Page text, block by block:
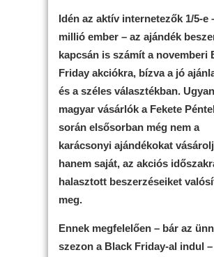
Idén az aktív internetezők 1/5-e
millió ember – az ajándék
kapcsán is számít a novemberi
Friday akciókra, bízva a jó
és a széles választékban.
magyar vásárlók a Fekete
során elsősorban még nem a
karácsonyi ajándékokat
hanem saját, az akciós
halasztott beszerzéseiket
meg.
Ennek megfelelően – bár az
szezon a Black Friday-al indul –